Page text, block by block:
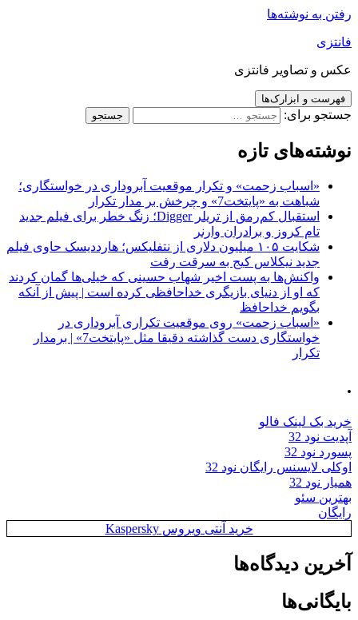
رفتن به نوشته‌ها
فانتزی
عکس و تصاویر فانتزی
فهرست و ابزارک‌ها
جستجو برای:
نوشته‌های تازه
«اسباب زحمت» و تکرار موقعیت آبروداری در خواستگاری؛
شباهت به «پایتخت7» و چرخش بر مدار تکرار
استقبال کم‌رمق از تریلر Digger؛ زنگ خطر برای فیلم جدید
تام کروز و برادران وارنر
شکایت ۱۰۵ میلیون دلاری از نتفلیکس؛ هارددیسک حاوی فیلم
جدید نیکلاس کیج به سرقت رفت
واکنش‌ها به پست اخیر شهاب حسینی که خیلی‌ها گمان کردند
که او از دنیای بازیگری خداحافظی کرده است | پیش از آنکه
بگویم خداحافظ
«اسباب زحمت» روی موقعیت تکراری آبروداری در
خواستگاری دست گذاشته دقیقا مثل «پایتخت7» | برمدار
تکرار
.
خرید بک لینک فالو
آپدیت نود 32
پسورد نود 32
اوکلی لایسنس رایگان نود 32
همیار نود 32
بهترین سئو
رایگان
خرید آنتی ویروس Kaspersky
آخرین دیدگاه‌ها
بایگانی‌ها